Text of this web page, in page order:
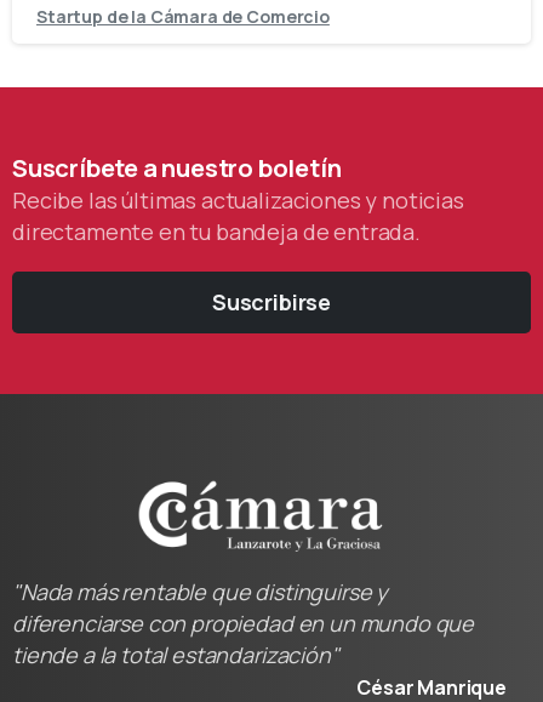
Startup de la Cámara de Comercio
Suscríbeteanuestro boletín
Recibe las últimas actualizaciones y noticias
directamente en tu bandeja de entrada.
Suscribirse
"Nada más rentable que distinguirse y
diferenciarse con propiedad en un mundo que
tiende a la total estandarización"
César Manrique